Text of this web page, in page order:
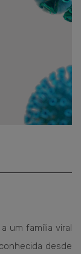
um família viral
desde